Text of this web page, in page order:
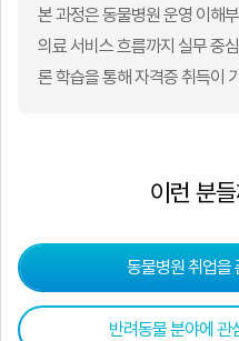
본 과정은 동물병원 운영 이해
의료 서비스 흐름까지 실무 중
론 학습을 통해 자격증 취득이
이런 분
동물병원 취업을
반려동물 분야에 관